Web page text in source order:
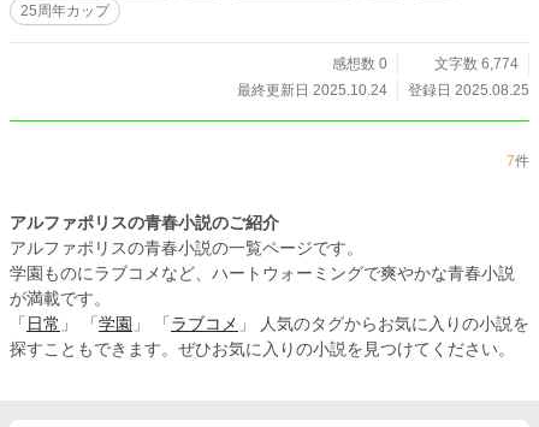
25周年カップ
感想数 0
文字数 6,774
最終更新日 2025.10.24
登録日 2025.08.25
7件
アルファポリスの青春小説のご紹介
アルファポリスの青春小説の一覧ページです。
学園ものにラブコメなど、ハートウォーミングで爽やかな青春小説
が満載です。
「 日常 」 「 学園 」 「 ラブコメ 」 人気のタグからお気に入りの小説を
探すこともできます。ぜひお気に入りの小説を見つけてください。